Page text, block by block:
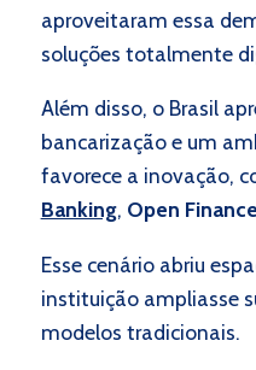
aproveitaram essa
soluções totalmente
Além disso, o Brasil
bancarização e um
favorece a inovação,
Banking, Open Finance
Esse cenário abriu
instituição ampliasse
modelos tradicionais.